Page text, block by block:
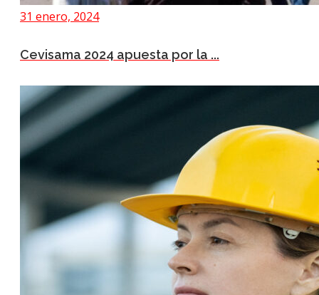
31 enero, 2024
Cevisama 2024 apuesta por la ...